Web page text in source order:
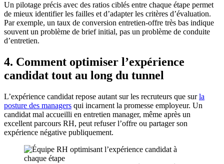
Un pilotage précis avec des ratios ciblés entre chaque étape permet
de mieux identifier les failles et d’adapter les critères d’évaluation.
Par exemple, un taux de conversion entretien-offre très bas indique
souvent un problème de brief initial, pas un problème de conduite
d’entretien.
4. Comment optimiser l’expérience
candidat tout au long du tunnel
L’expérience candidat repose autant sur les recruteurs que surla
posture des managers qui incarnent la promesse employeur. Un
candidat mal accueilli en entretien manager, même après un
excellent parcours RH, peut refuser l’offre ou partager son
expérience négative publiquement.